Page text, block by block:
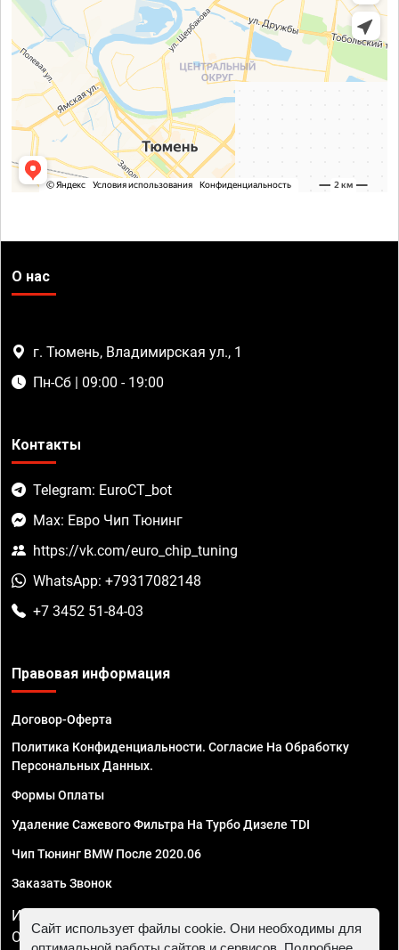
О нас
г. Тюмень, Владимирская ул., 1
Пн-Сб | 09:00 - 19:00
Контакты
Telegram: EuroCT_bot
Max: Евро Чип Тюнинг
https://vk.com/euro_chip_tuning
WhatsApp: +79317082148
+7 3452 51-84-03
Правовая информация
Договор-Оферта
Политика Конфиденциальности. Согласие На Обработку
Персональных Данных.
Формы Оплаты
Удаление Сажевого Фильтра На Турбо Дизеле TDI
Чип Тюнинг BMW После 2020.06
Заказать Звонок
ИП Смирнов Георгий Павлович. ИНН 781302555843,
ОГРНИП 324470400032610
Сайт использует файлы cookie. Они необходимы для